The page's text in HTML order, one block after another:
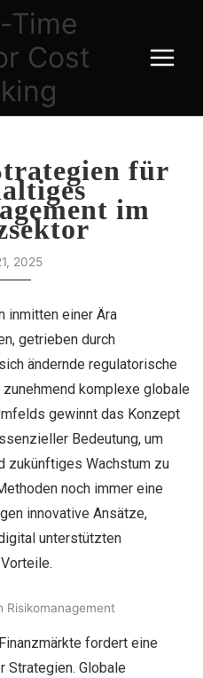
Time
Cost
für
im
2025
inmitten einer Ära
getrieben durch
ändernde regulatorische
zunehmend komplexe globale
gewinnt das Konzept
Bedeutung, um
zukünftiges Wachstum zu
noch immer eine
innovative Ansätze,
unterstützten
Risikomanagement
fordert eine
Strategien. Globale